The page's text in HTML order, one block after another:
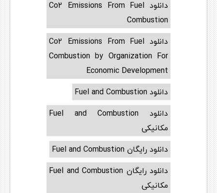
دانلود Co2 Emissions From Fuel
Combustion
دانلود Co2 Emissions From Fuel
Combustion by Organization For
Economic Development
دانلود Fuel and Combustion
دانلود Fuel and Combustion
مکانیکی
دانلود رایگان Fuel and Combustion
دانلود رایگان Fuel and Combustion
مکانیکی